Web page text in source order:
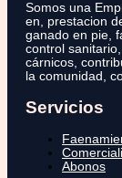
Somos una
en, prestacion
ganado en pie,
control
cárnicos,
la comunidad,
Servicios
Abonos